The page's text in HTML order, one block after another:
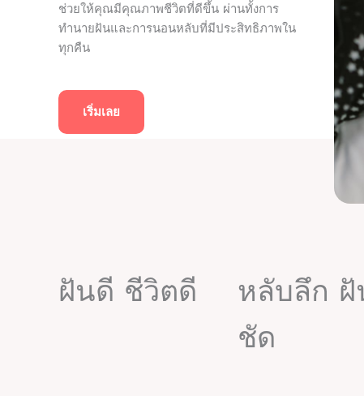
ช่วยให้คุณมีคุณภาพชีวิตที่ดีขึ้น ผ่านทั้งการ
ทำนายฝันและการนอนหลับที่มีประสิทธิภาพใน
ทุกคืน
เริ่มเลย
ฝันดี ชีวิตดี
หลับลึก ฝั
ชัด